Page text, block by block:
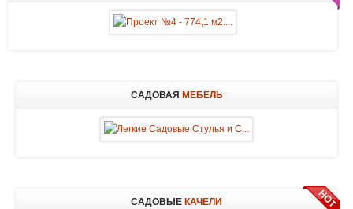
САДОВАЯ МЕБЕЛЬ
САДОВЫЕ КАЧЕЛИ